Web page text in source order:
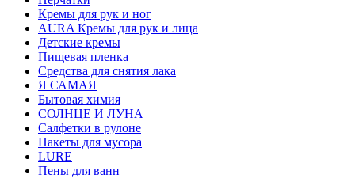
Кремы для рук и ног
AURA Кремы для рук и лица
Детские кремы
Пищевая пленка
Средства для снятия лака
Я САМАЯ
Бытовая химия
СОЛНЦЕ И ЛУНА
Салфетки в рулоне
Пакеты для мусора
LURE
Пены для ванн